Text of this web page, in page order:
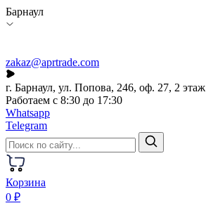
Барнаул
zakaz@aprtrade.com
г. Барнаул, ул. Попова, 246, оф. 27, 2 этаж
Работаем с 8:30 до 17:30
Whatsapp
Telegram
Корзина
0 ₽